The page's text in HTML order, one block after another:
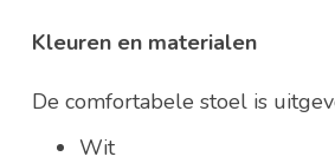
Kleuren en materialen
De comfortabele stoel is
Wit